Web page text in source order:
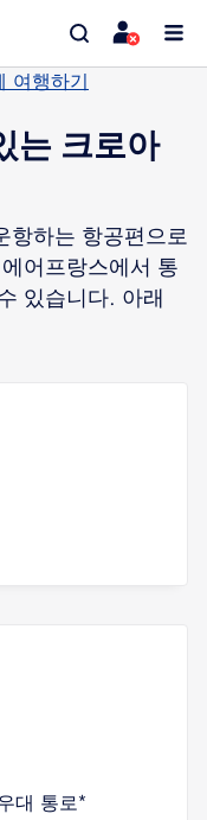
여행하기
는 크로아
항하는 항공편으로
어프랑스에서 통
있습니다. 아래
대 통로*